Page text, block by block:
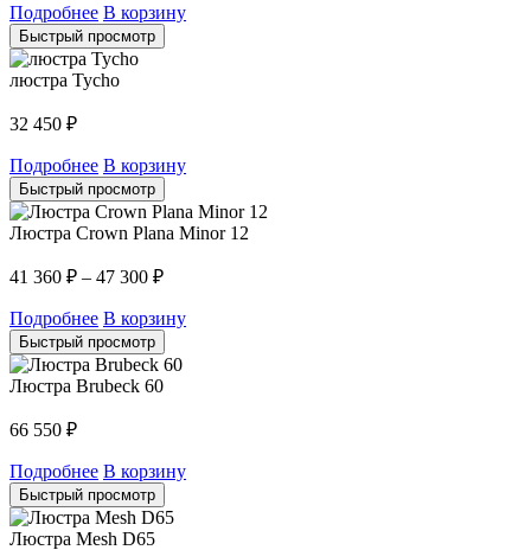
Подробнее В корзину
Быстрый просмотр
люстра Tycho
32 450 ₽
Подробнее В корзину
Быстрый просмотр
Люстра Crown Plana Minor 12
41 360 ₽ – 47 300 ₽
Подробнее В корзину
Быстрый просмотр
Люстра Brubeck 60
66 550 ₽
Подробнее В корзину
Быстрый просмотр
Люстра Mesh D65